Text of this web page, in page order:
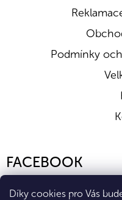
Díky cookies pro Vás
Podmínky
FACEBOOK